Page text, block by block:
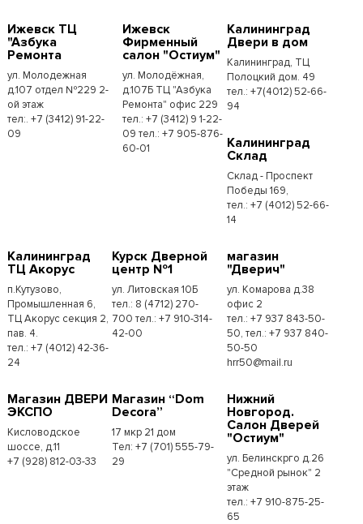
Ижевск ТЦ
"Азбука
Ремонта
ул. Молодежная
д.107 отдел №229 2-
ой этаж
тел:. +7 (3412) 91-22-
09
Ижевск
Фирменный
салон "Остиум"
ул. Молодёжная,
д.107Б ТЦ "Азбука
Ремонта" офис 229
тел.: +7 (3412) 9 1-22-
09 тел.: +7 905-876-
60-01
Калининград
Двери в дом
Калининград, ТЦ
Полоцкий дом. 49
тел.: +7(4012) 52-66-
94
Калининград
Склад
Склад - Проспект
Победы 169,
тел.:​ +7 (4012) 52-66-
14
Калининград
ТЦ Акорус
п.Кутузово,
Промышленная 6,
ТЦ Акорус секция 2,
пав. 4.
тел.: +7 (4012) 42-36-
24
Курск Дверной
центр №1
ул. Литовская 10Б
тел.: 8 (4712) 270-
700 тел.: +7 910-314-
42-00
магазин
"Дверич"
ул. Комарова д.38
офис 2
тел.: +7 937 843-50-
50, тел.: +7 937 840-
50-50
hrr50@mail.ru
Магазин ДВЕРИ
ЭКСПО
Кисловодское
шоссе, д.11
+7 (928) 812-03-33
Магазин “Dom
Decora”
17 мкр 21 дом
Тел: +7 (701) 555-79-
29
Нижний
Новгород.
Салон Дверей
"Остиум"
ул. Белинскрго д.26
"Средной рынок" 2
этаж
тел.: +7 910-875-25-
65